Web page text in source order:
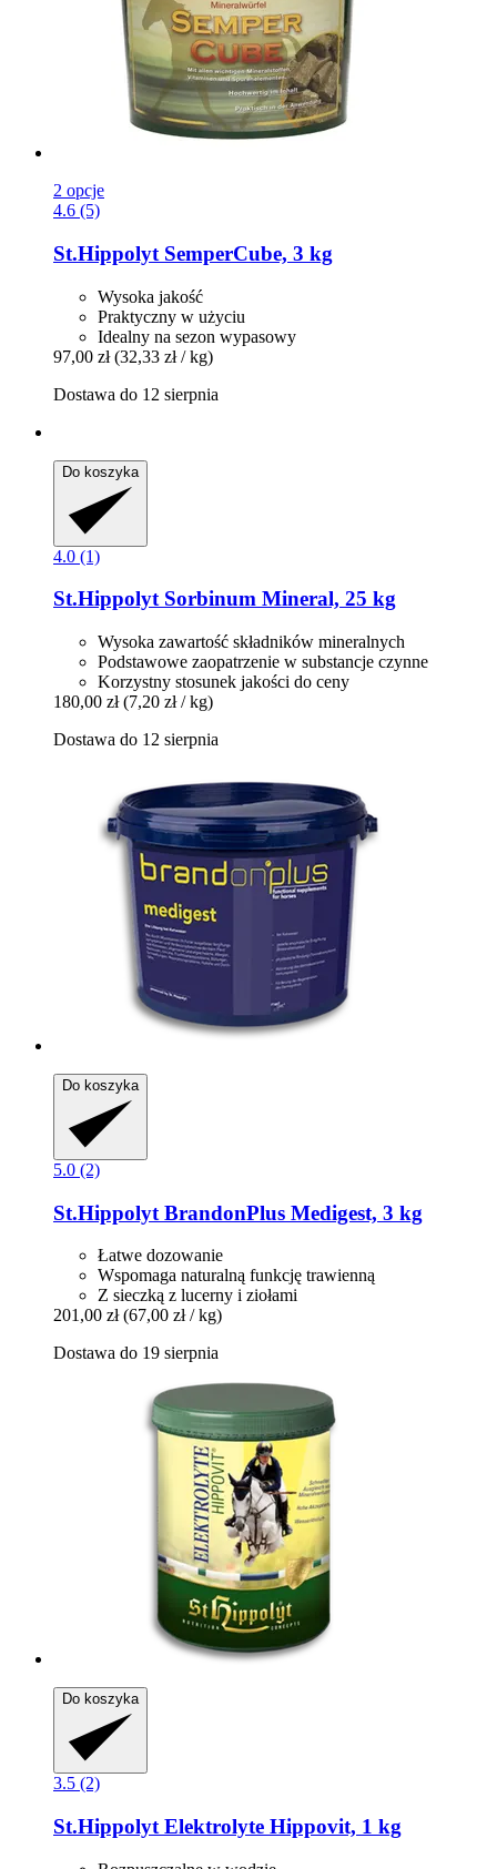
2 opcje
4.6 (5)
St.Hippolyt SemperCube, 3 kg
Wysoka jakość
Praktyczny w użyciu
Idealny na sezon wypasowy
97,00 zł (32,33 zł / kg)
Dostawa do 12 sierpnia
Do koszyka
4.0 (1)
St.HippolytSorbinum Mineral, 25 kg
Wysoka zawartość składników mineralnych
Podstawowe zaopatrzenie w substancje czynne
Korzystny stosunek jakości do ceny
180,00 zł (7,20 zł / kg)
Dostawa do 12 sierpnia
Do koszyka
5.0 (2)
St.Hippolyt BrandonPlus Medigest, 3 kg
Łatwe dozowanie
Wspomaga naturalną funkcję trawienną
Z sieczką z lucerny i ziołami
201,00 zł (67,00 zł / kg)
Dostawa do 19 sierpnia
Do koszyka
3.5 (2)
St.Hippolyt Elektrolyte Hippovit, 1 kg